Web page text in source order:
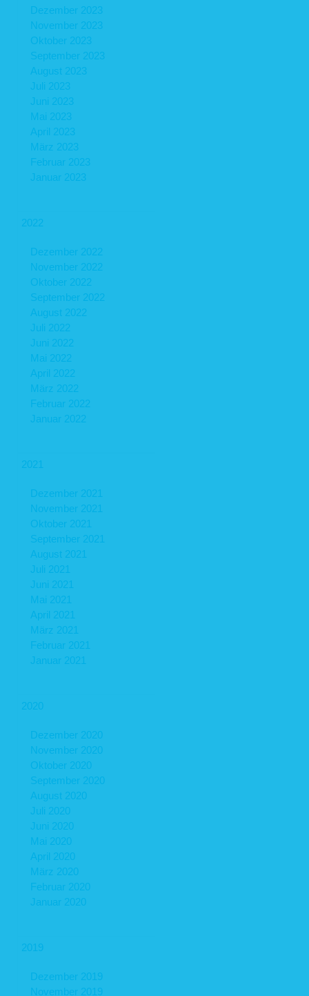
Dezember 2023
November 2023
Oktober 2023
September 2023
August 2023
Juli 2023
Juni 2023
Mai 2023
April 2023
März 2023
Februar 2023
Januar 2023
2022
Dezember 2022
November 2022
Oktober 2022
September 2022
August 2022
Juli 2022
Juni 2022
Mai 2022
April 2022
März 2022
Februar 2022
Januar 2022
2021
Dezember 2021
November 2021
Oktober 2021
September 2021
August 2021
Juli 2021
Juni 2021
Mai 2021
April 2021
März 2021
Februar 2021
Januar 2021
2020
Dezember 2020
November 2020
Oktober 2020
September 2020
August 2020
Juli 2020
Juni 2020
Mai 2020
April 2020
März 2020
Februar 2020
Januar 2020
2019
Dezember 2019
November 2019